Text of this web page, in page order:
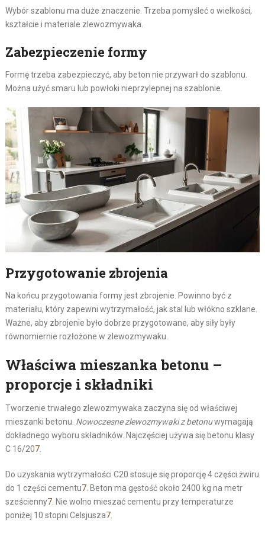
Wybór szablonu ma duże znaczenie. Trzeba pomyśleć o wielkości,
kształcie i materiale zlewozmywaka.
Zabezpieczenie formy
Formę trzeba zabezpieczyć, aby beton nie przywarł do szablonu.
Można użyć smaru lub powłoki nieprzylepnej na szablonie.
Przygotowanie zbrojenia
Na końcu przygotowania formy jest zbrojenie. Powinno być z
materiału, który zapewni wytrzymałość, jak stal lub włókno szklane.
Ważne, aby zbrojenie było dobrze przygotowane, aby siły były
równomiernie rozłożone w zlewozmywaku.
Właściwa mieszanka betonu –
proporcje i składniki
Tworzenie trwałego zlewozmywaka zaczyna się od właściwej
mieszanki betonu. Nowoczesne zlewozmywaki z betonuwymagają
dokładnego wyboru składników. Najczęściej używa się betonu klasy
C 16/207.
Do uzyskania wytrzymałości C20 stosuje się proporcję 4 części żwiru
do 1 części cementu7. Beton ma gęstość około 2400 kg na metr
sześcienny7. Nie wolno mieszać cementu przy temperaturze
poniżej 10 stopni Celsjusza7.